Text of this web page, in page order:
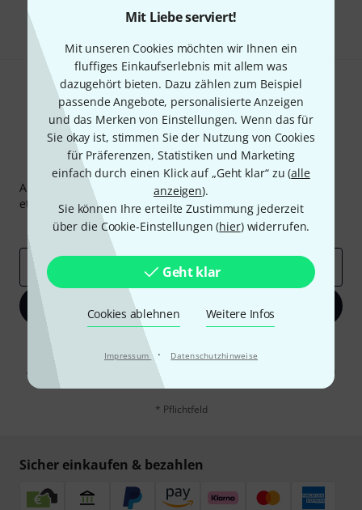
Mit Liebe serviert!
Mit unseren Cookies möchten wir Ihnen ein
fluffiges Einkaufserlebnis mit allem was
dazugehört bieten. Dazu zählen zum Beispiel
passende Angebote, personalisierte Anzeigen
und das Merken von Einstellungen. Wenn das für
Sie okay ist, stimmen Sie der Nutzung von Cookies
für Präferenzen, Statistiken und Marketing
einfach durch einen Klick auf „Geht klar“ zu (alle
anzeigen).
Sie können Ihre erteilte Zustimmung jederzeit
über die Cookie-Einstellungen (hier) widerrufen.
Geht klar
Cookies ablehnen Weitere Infos
Impressum · Datenschutzhinweise
Teilen Hilfe & Feedback
Thomann Newsletter
Abonniere den Thomann Newsletter und gewinne mit
etwas Glück einen von 50 Gutscheinenüber jeweils50€
Inspirierende Beiträge
Deals Thomann Insights
E-Mail-Adresse
Jetzt anmelden
Mit Klick auf „Jetzt anmelden“ stimmen Sie dem Erhalt von E-Mail-
Werbung und einer Messung des E-Mail-Nutzungsverhaltens zu. Die
Abmeldung ist jederzeit möglich. Weitere Informationen finden Sie in
Datenschutzhinweisen
* Pflichtfeld
Sicher einkaufen & bezahlen